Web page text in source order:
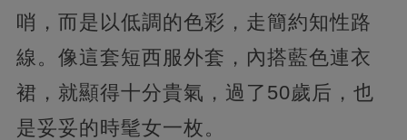
哨，而是以低調的色彩，走簡約知性路
線。像這套短西服外套，內搭藍色連衣
裙，就顯得十分貴氣，過了50歲后，也
是妥妥的時髦女一枚。